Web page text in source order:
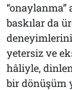
“onaylanma”
baskılar da
yetersiz ve
hâliyle,
bir dönüşüm